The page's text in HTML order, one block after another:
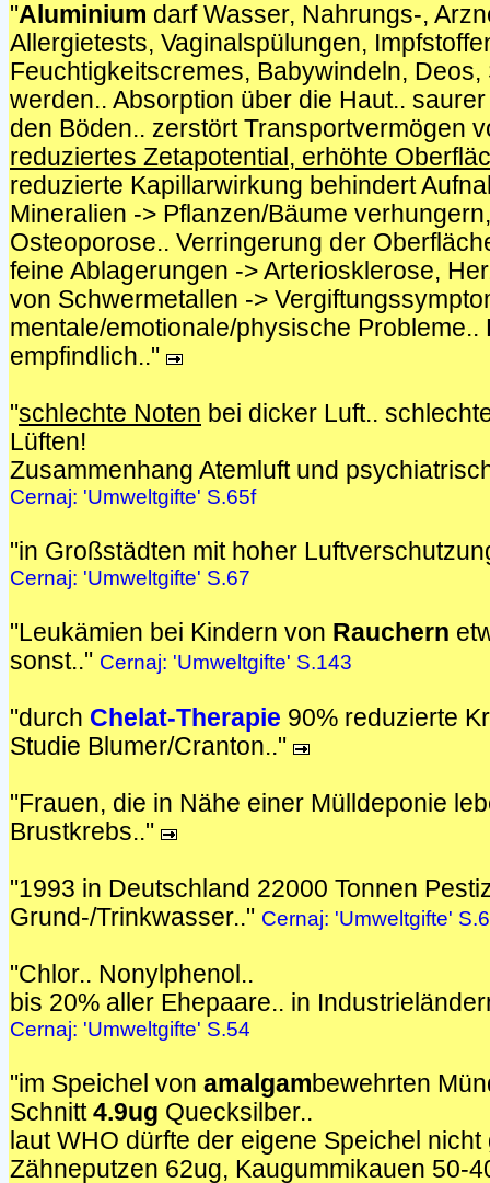
"Aluminium darf Wasser, Nahrungs-,
Allergietests, Vaginalspülungen,
Feuchtigkeitscremes, Babywindeln,
werden.. Absorption über die Haut..
den Böden.. zerstört Transportvermögen
reduziertes Zetapotential, erhöhte
reduzierte Kapillarwirkung behindert
Mineralien -> Pflanzen/Bäume
Osteoporose.. Verringerung der
feine Ablagerungen -> Arteriosklerose,
von Schwermetallen ->
mentale/emotionale/physische
empfindlich.."
"schlechte Noten bei dicker Luft..
Lüften!
Zusammenhang Atemluft und
Cernaj: 'Umweltgifte' S.65f
"in Großstädten mit hoher
Cernaj: 'Umweltgifte' S.67
"Leukämien bei Kindern von Rauchern
sonst.." Cernaj: 'Umweltgifte' S.143
"durch Chelat-Therapie 90% reduzierte
Studie Blumer/Cranton.."
"Frauen, die in Nähe einer Mülldeponie
Brustkrebs.."
"1993 in Deutschland 22000 Tonnen
Grund-/Trinkwasser.." Cernaj: 'Umweltgifte'
"Chlor.. Nonylphenol..
bis 20% aller Ehepaare.. in
Cernaj: 'Umweltgifte' S.54
"im Speichel von amalgambewehrten
Schnitt 4.9ug Quecksilber..
laut WHO dürfte der eigene Speichel
Zähneputzen 62ug, Kaugummikauen 50-